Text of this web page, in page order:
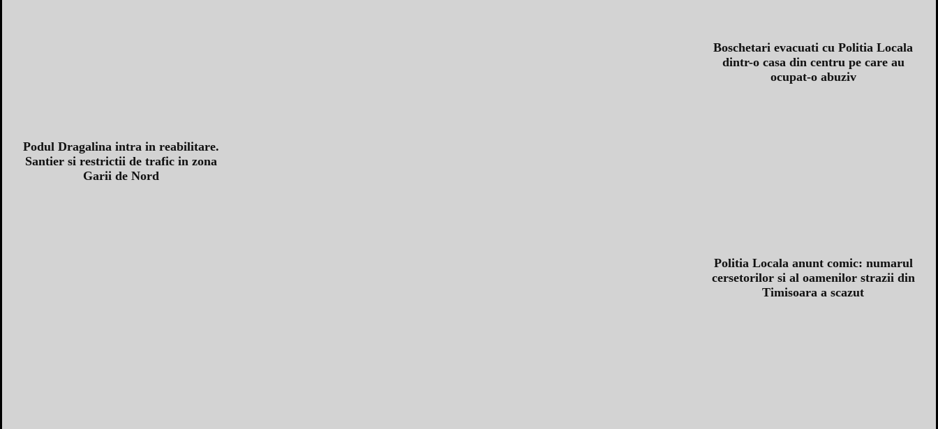
Podul Dragalina intra in reabilitare.
Santier si restrictii de trafic in zona
Garii de Nord
Boschetari evacuati cu Politia Locala
dintr-o casa din centru pe care au
ocupat-o abuziv
Politia Locala anunt comic: numarul
cersetorilor si al oamenilor strazii din
Timisoara a scazut